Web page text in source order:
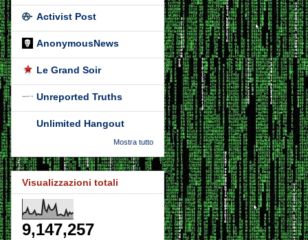
Activist Post
AnonymousNews
Le Grand Soir
Unreported Truths
Unlimited Hangout
Mostra tutto
Visualizzazioni totali
9,147,257